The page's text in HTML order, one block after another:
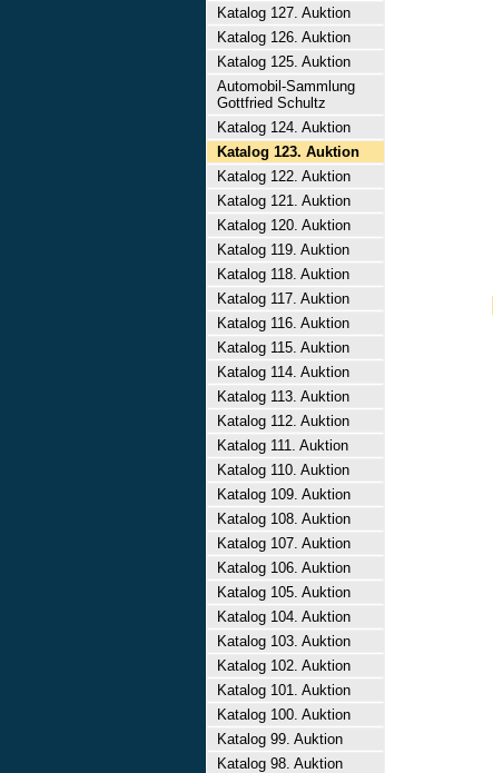
Katalog 127. Auktion
Katalog 126. Auktion
Katalog 125. Auktion
Automobil-Sammlung
Gottfried Schultz
Katalog 124. Auktion
Katalog 123. Auktion
Katalog 122. Auktion
Katalog 121. Auktion
Katalog 120. Auktion
Katalog 119. Auktion
Katalog 118. Auktion
Katalog 117. Auktion
Katalog 116. Auktion
Katalog 115. Auktion
Katalog 114. Auktion
Katalog 113. Auktion
Katalog 112. Auktion
Katalog 111. Auktion
Katalog 110. Auktion
Katalog 109. Auktion
Katalog 108. Auktion
Katalog 107. Auktion
Katalog 106. Auktion
Katalog 105. Auktion
Katalog 104. Auktion
Katalog 103. Auktion
Katalog 102. Auktion
Katalog 101. Auktion
Katalog 100. Auktion
Katalog 99. Auktion
Katalog 98. Auktion